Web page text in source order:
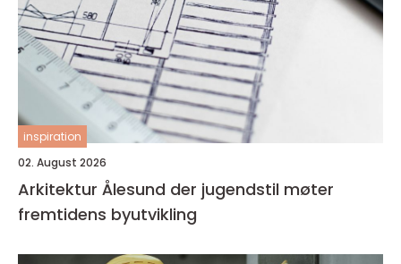
inspiration
02. August 2026
Arkitektur Ålesund der jugendstil møter
fremtidens byutvikling